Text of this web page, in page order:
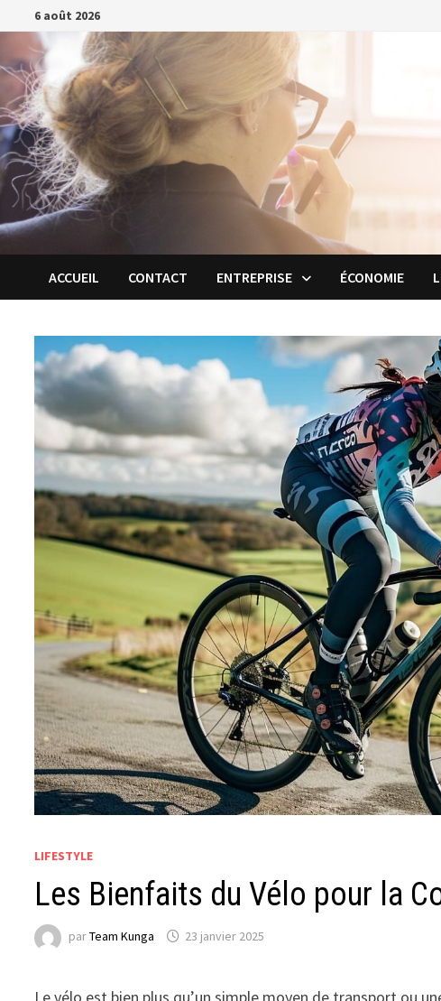
Passer
au
contenu
6 août 2026
ACCUEIL CONTACT ENTREPRISE ÉCONOMIE
LIFESTYLE
Les Bienfaits du Vélo pour la
parTeam Kunga 23 janvier 2025
Le vélo est bien plus qu’un simple moyen de transport ou